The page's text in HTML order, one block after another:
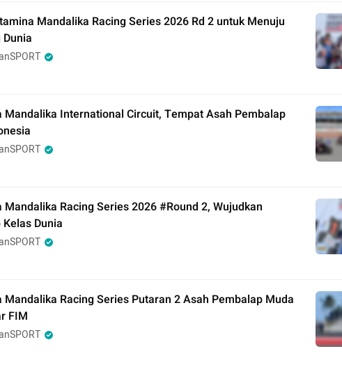
Mandalika Racing Series 2026 Rd 2 untuk Menuju
Mandalika International Circuit, Tempat Asah Pembalap
Mandalika Racing Series 2026 #Round 2, Wujudkan
Dunia
Mandalika Racing Series Putaran 2 Asah Pembalap Muda
FIM